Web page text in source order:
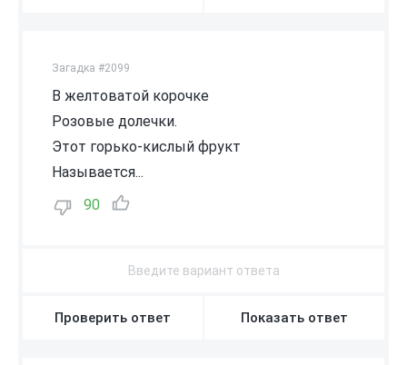
Загадка #2099
В желтоватой корочке
Розовые долечки.
Этот горько-кислый фрукт
Называется...
90
Проверить ответ Показать ответ